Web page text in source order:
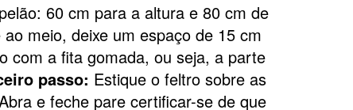
60 cm para a altura e 80 cm de
ao meio, deixe um espaço de 15 cm
com a fita gomada, ou seja, a parte
passo: Estique o feltro sobre as
e feche pare certificar-se de que